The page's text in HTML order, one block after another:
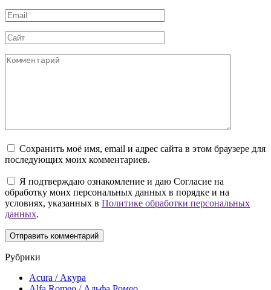
*
Email
*
Сайт
Комментарий
Сохранить моё имя, email и адрес сайта в этом браузере для
последующих моих комментариев.
Я подтверждаю ознакомление и даю Согласие на
обработку моих персональных данных в порядке и на
условиях, указанных в Политике обработки персональных
данных.
Рубрики
Acura / Акура